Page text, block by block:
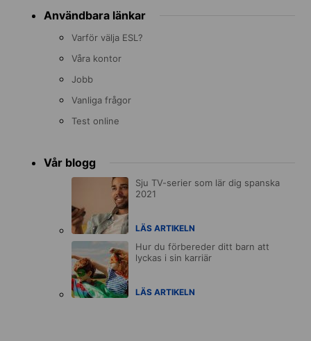
Användbara länkar
Varför välja ESL?
Våra kontor
Jobb
Vanliga frågor
Test online
Vår blogg
Sju TV-serier som lär dig spanska
2021
LÄS ARTIKELN
Hur du förbereder ditt barn att
lyckas i sin karriär
LÄS ARTIKELN